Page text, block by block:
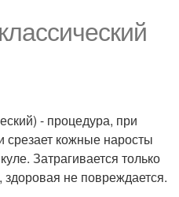
- процедура, при
срезает кожные наросты
Затрагивается только
не повреждается.